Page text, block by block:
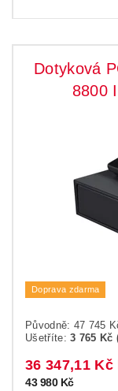
Dotyková
8800
Doprava zdarma
Původně: 47 745
Ušetříte:3 765 Kč
43 980 Kč